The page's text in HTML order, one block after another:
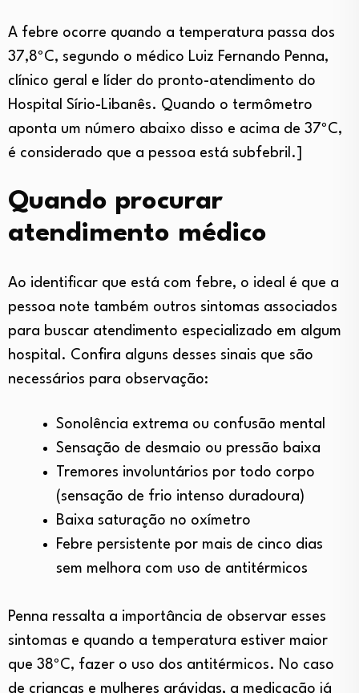
A febre ocorre quando a temperatura passa dos
37,8ºC, segundo o médico Luiz Fernando Penna,
clínico geral e líder do pronto-atendimento do
Hospital Sírio-Libanês. Quando o termômetro
aponta um número abaixo disso e acima de 37ºC,
é considerado que a pessoa está subfebril.]
Quando procurar
atendimento médico
Ao identificar que está com febre, o ideal é que a
pessoa note também outros sintomas associados
para buscar atendimento especializado em algum
hospital. Confira alguns desses sinais que são
necessários para observação:
Sonolência extrema ou confusão mental
Sensação de desmaio ou pressão baixa
Tremores involuntários por todo corpo
(sensação de frio intenso duradoura)
Baixa saturação no oxímetro
Febre persistente por mais de cinco dias
sem melhora com uso de antitérmicos
Penna ressalta a importância de observar esses
sintomas e quando a temperatura estiver maior
que 38ºC, fazer o uso dos antitérmicos. No caso
de crianças e mulheres grávidas, a medicação já